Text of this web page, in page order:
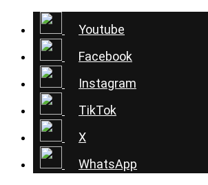
Youtube
Facebook
Instagram
TikTok
X
WhatsApp